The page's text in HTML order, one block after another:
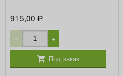
915,00₽
− +
Под заказ